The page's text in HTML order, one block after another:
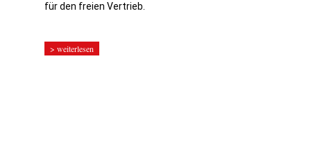
für den freien Vertrieb.
> weiterlesen